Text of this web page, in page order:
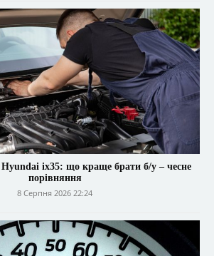
Hyundai ix35: що краще брати б/у – чесне
порівняння
8 Серпня 2026 22:24